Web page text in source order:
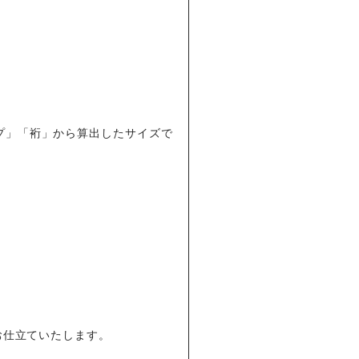
「裄」から算出したサイズで
立ていたします。